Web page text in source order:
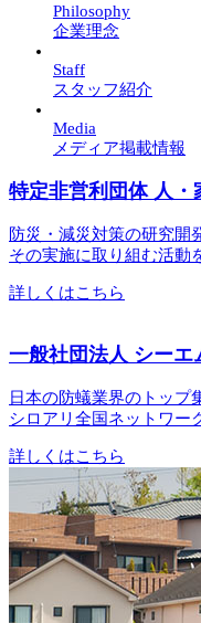
Philosophy
企業理念
Staff
スタッフ紹介
Media
メディア掲載情報
特定非営利団体 人・
防災・減災対策の研究開
その実施に取り組む活動
詳しくはこちら
一般社団法人 シーエ
日本の防蟻業界のトップ
シロアリ全国ネットワー
詳しくはこちら